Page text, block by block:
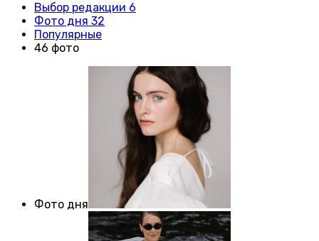
Выбор редакции 6
Фото дня 32
Популярные
46 фото
Фото дня